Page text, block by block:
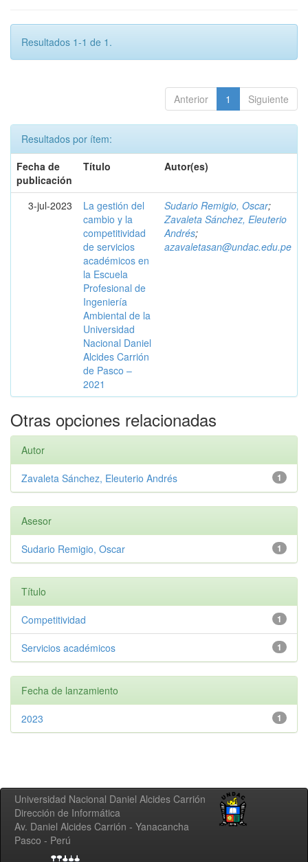
Resultados 1-1 de 1.
Anterior 1 Siguiente
Resultados por ítem:
Fecha de
publicación
Título Autor(es)
3-jul-2023
La gestión del
cambio y la
competitividad
de servicios
académicos en
la Escuela
Profesional de
Ingeniería
Ambiental de la
Universidad
Nacional Daniel
Alcides Carrión
de Pasco –
2021
Sudario Remigio, Oscar;
Zavaleta Sánchez, Eleuterio
Andrés;
azavaletasan@undac.edu.pe
Otras opciones relacionadas
Autor
1
Zavaleta Sánchez, Eleuterio Andrés
Asesor
1
Sudario Remigio, Oscar
Título
1
Competitividad
1
Servicios académicos
Fecha de lanzamiento
1
2023
Universidad Nacional Daniel Alcides Carrión
Dirección de Informática
Av. Daniel Alcides Carrión - Yanacancha
Pasco - Perú